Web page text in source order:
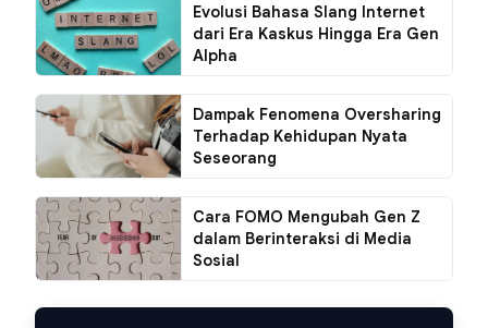
Evolusi Bahasa Slang Internet
dari Era Kaskus Hingga Era Gen
Alpha
Dampak Fenomena Oversharing
Terhadap Kehidupan Nyata
Seseorang
Cara FOMO Mengubah Gen Z
dalam Berinteraksi di Media
Sosial